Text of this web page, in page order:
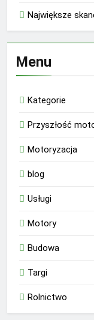
Największe
Menu
Kategorie
Przyszłość
Motoryzacja
blog
Usługi
Motory
Budowa
Targi
Rolnictwo